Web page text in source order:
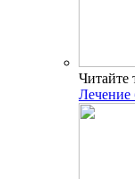
Читайте
Лечение